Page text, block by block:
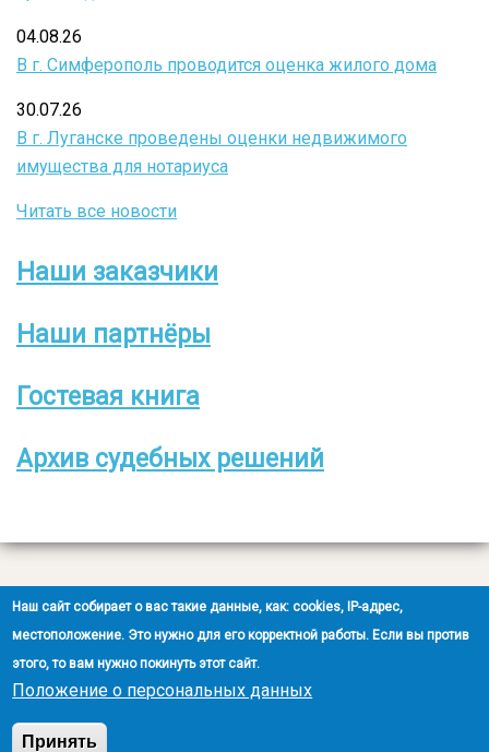
04.08.26
В г. Симферополь проводится оценка жилого дома
30.07.26
В г. Луганске проведены оценки недвижимого
имущества для нотариуса
Читать все новости
Боковое
меню
Наши заказчики
Наши партнёры
Гостевая книга
Архив судебных решений
Все права защищены
2008-2026 © ООО НЭОО «ЭКСПЕРТ»
Создание сайта- Ra-Don.ru
Наш сайт собирает о вас такие данные, как: cookies, IP-адрес,
местоположение. Это нужно для его корректной работы. Если вы против
этого, то вам нужно покинуть этот сайт.
Положение о персональных данных
Принять